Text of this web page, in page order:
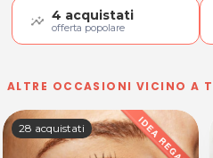
4 acquistati
offerta popolare
ALTRE OCCASIONI VICINO A
28 acquistati